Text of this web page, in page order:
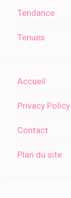
Tendance
Tenues
Accueil
Privacy Policy
Contact
Plan du site